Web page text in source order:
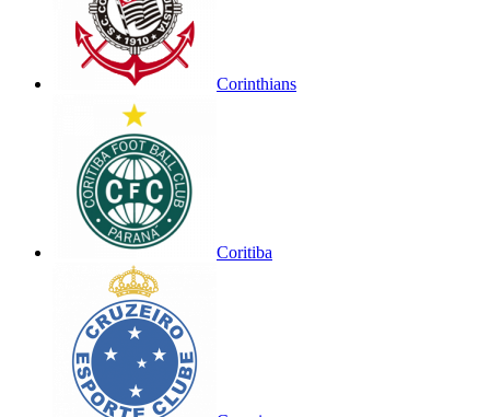
Corinthians
Coritiba